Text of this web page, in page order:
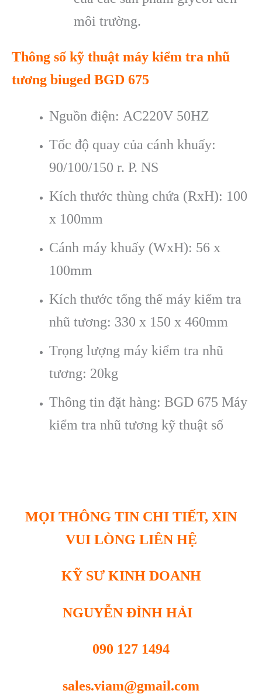
môi trường.
Thông số kỹ thuật máy kiểm tra nhũ
tương biuged BGD 675
Nguồn điện: AC220V 50HZ
Tốc độ quay của cánh khuấy:
90/100/150 r. P. NS
Kích thước thùng chứa (RxH): 100
x 100mm
Cánh máy khuấy (WxH): 56 x
100mm
Kích thước tổng thể máy kiểm tra
nhũ tương: 330 x 150 x 460mm
Trọng lượng máy kiểm tra nhũ
tương: 20kg
Thông tin đặt hàng: BGD 675 Máy
kiểm tra nhũ tương kỹ thuật số
MỌI THÔNG TIN CHI TIẾT, XIN
VUI LÒNG LIÊN HỆ
KỸ SƯ KINH DOANH
NGUYỄN ĐÌNH HẢI
090 127 1494
sales.viam@gmail.com